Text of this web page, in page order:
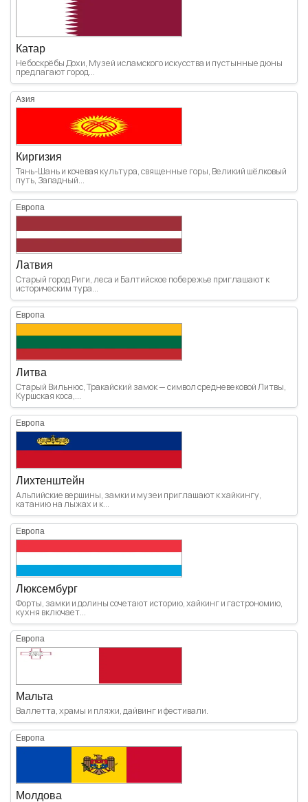
Катар
Небоскрёбы Дохи, Музей исламского искусства и пустынные дюны
предлагают город...
Азия
Киргизия
Тянь-Шань и кочевая культура, священные горы, Великий шёлковый
путь, Западный...
Европа
Латвия
Старый город Риги, леса и Балтийское побережье приглашают к
историческим тура...
Европа
Литва
Старый Вильнюс, Тракайский замок — символ средневековой Литвы,
Куршская коса,...
Европа
Лихтенштейн
Альпийские вершины, замки и музеи приглашают к хайкингу,
катанию на лыжах и к...
Европа
Люксембург
Форты, замки и долины сочетают историю, хайкинг и гастрономию,
кухня включает...
Европа
Мальта
Валлетта, храмы и пляжи, дайвинг и фестивали.
Европа
Молдова